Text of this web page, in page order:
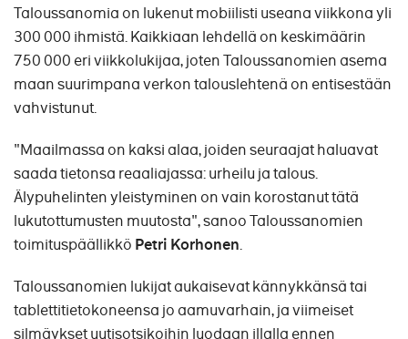
Taloussanomia on lukenut mobiilisti useana viikkona yli
300 000 ihmistä.Kaikkiaan lehdellä on keskimäärin
750 000 eri viikkolukijaa, joten Taloussanomien asema
maan suurimpana verkon talouslehtenä on entisestään
vahvistunut.
"Maailmassa on kaksi alaa, joiden seuraajat haluavat
saada tietonsa reaaliajassa: urheilu ja talous.
Älypuhelinten yleistyminen on vain korostanut tätä
lukutottumusten muutosta", sanoo Taloussanomien
toimituspäällikkö Petri Korhonen.
Taloussanomien lukijat aukaisevat kännykkänsä tai
tablettitietokoneensa jo aamuvarhain, ja viimeiset
silmäykset uutisotsikoihin luodaan illalla ennen